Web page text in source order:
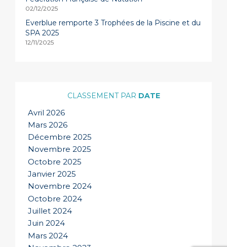
02/12/2025
Everblue remporte 3 Trophées de la Piscine et du
SPA 2025
12/11/2025
DATE
Avril 2026
Mars 2026
Décembre 2025
Novembre 2025
Octobre 2025
Janvier 2025
Novembre 2024
Octobre 2024
Juillet 2024
Juin 2024
Mars 2024